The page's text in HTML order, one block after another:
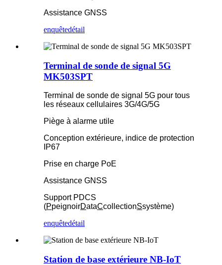
Assistance GNSS
enquêtedétail
Terminal de sonde de signal 5G
MK503SPT
Terminal de sonde de signal 5G pour tous
les réseaux cellulaires 3G/4G/5G
Piège à alarme utile
Conception extérieure, indice de protection
IP67
Prise en charge PoE
Assistance GNSS
Support PDCS
(PpeignoirDataCcollectionSsystème)
enquêtedétail
Station de base extérieure NB-IoT